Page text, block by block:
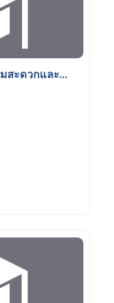
31401-2006 สิ่งอำนวยความสะดวกและอุปกรณ์ทางโลจิสติกส์